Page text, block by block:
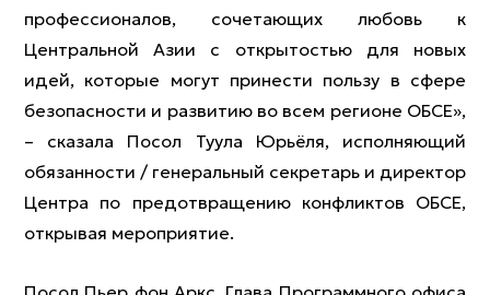
профессионалов, сочетающих любовь к
Центральной Азии с открытостью для новых
идей, которые могут принести пользу в сфере
безопасности и развитию во всем регионе ОБСЕ»,
– сказала Посол Туула Юрьёля, исполняющий
обязанности / генеральный секретарь и директор
Центра по предотвращению конфликтов ОБСЕ,
открывая мероприятие.